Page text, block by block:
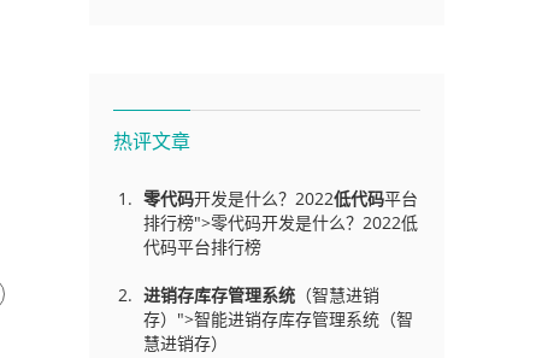
热评文章
零代码开发是什么？2022低代码平台
排行榜">零代码开发是什么？2022低
代码平台排行榜
进销存库存管理系统 （智慧进销
存）">智能进销存库存管理系统（智
慧进销存）